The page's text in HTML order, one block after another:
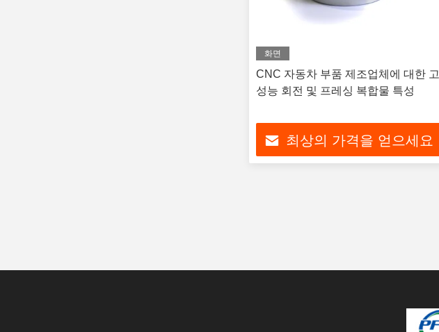
화면
CNC 자동차 부품 제조업체에 대한 고
성능 회전 및 프레싱 복합물 특성
최상의 가격을 얻으세요